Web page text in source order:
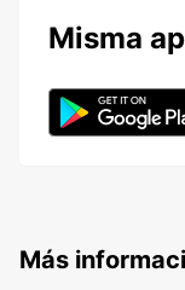
Misma
Más